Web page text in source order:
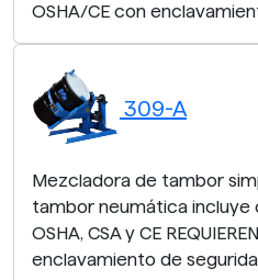
OSHA/CE con
309-A
Mezcladora de tambor
tambor neumática incluye
OSHA, CSA y CE
enclavamiento de